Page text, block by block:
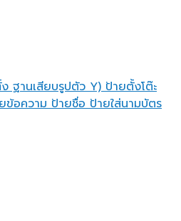
ฐานเสียบรูปตัว Y) ป้ายตั้งโต๊ะ
อความ ป้ายชื่อ ป้ายใส่นามบัตร